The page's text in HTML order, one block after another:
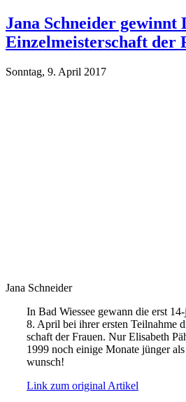
Jana Schneider gewinnt
Einzelmeister­schaft der
Sonntag, 9. April 2017
Jana Schneider
In Bad Wiessee gewann die erst
8. April bei ihrer ers­ten Teilnahme
schaft der Frauen. Nur Elisa­beth
1999 noch einige Monate jün­ger
wunsch!
Link zum original Artikel